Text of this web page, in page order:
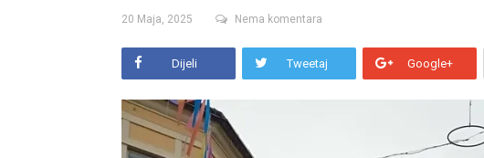
20 Maja, 2025 Nema komentara
Dijeli Tweetaj Google+